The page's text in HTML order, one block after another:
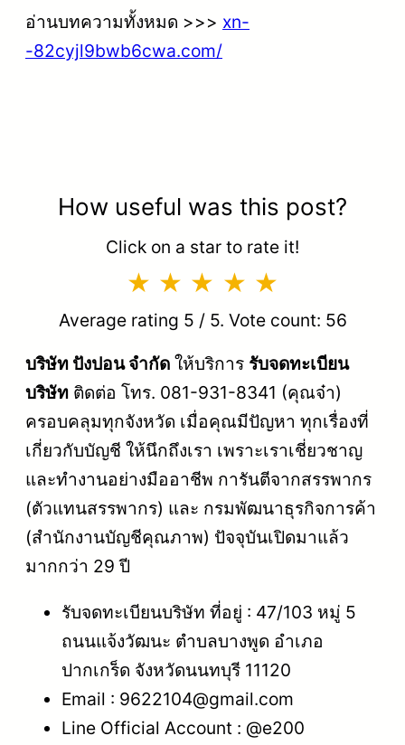
อ่านบทความทั้งหมด >>> xn-
-82cyjl9bwb6cwa.com/
How useful was this post?
Click on a star to rate it!
Average rating 5 / 5. Vote count: 56
บริษัท ปังปอน จำกัด ให้บริการ รับจดทะเบียน
บริษัท ติดต่อ โทร. 081-931-8341 (คุณจ๋า)
ครอบคลุมทุกจังหวัด เมื่อคุณมีปัญหา ทุกเรื่องที่
เกี่ยวกับบัญชี ให้นึกถึงเรา เพราะเราเชี่ยวชาญ
และทำงานอย่างมืออาชีพ การันตีจากสรรพากร
(ตัวแทนสรรพากร) และ กรมพัฒนาธุรกิจการค้า
(สำนักงานบัญชีคุณภาพ) ปัจจุบันเปิดมาแล้ว
มากกว่า 29 ปี
รับจดทะเบียนบริษัท ที่อยู่ : 47/103 หมู่ 5
ถนนแจ้งวัฒนะ ตำบลบางพูด อำเภอ
ปากเกร็ด จังหวัดนนทบุรี 11120
Email : 9622104@gmail.com
Line Official Account : @e200